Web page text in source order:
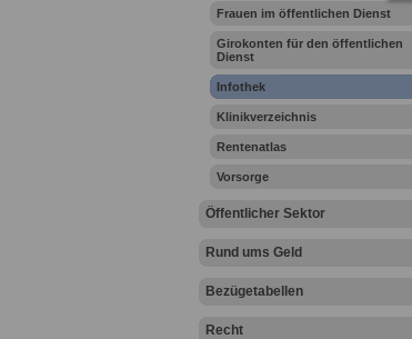
Frauen im öffentlichen Dienst
Girokonten für den öffentlichen
Dienst
Infothek
Klinikverzeichnis
Rentenatlas
Vorsorge
Öffentlicher Sektor
Rund ums Geld
Bezügetabellen
Recht